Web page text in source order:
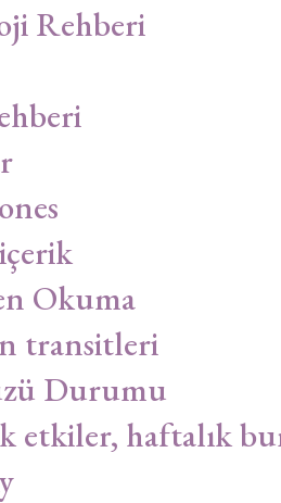
Rehberi
Okuma
transitleri
Durumu
etkiler, haftalık